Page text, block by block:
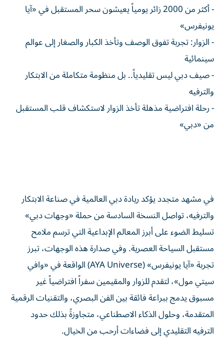
- أكثر من 2000 زائر يومياً يعيشون سحر المستقبل في «آيا
يونيفرس»
- الزوار: تجربة تفوق الوصف وتأخذ الكبار والصغار إلى عوالم
سينمائية
- صيف دبي ليس تقليدياً.. بل منظومة متكاملة من الابتكار
والترفيه
- رحلة افتراضية مذهلة تأخذ الزوار لاستكشاف قلب المستقبل
من «دبي»
في مشهد متجدد يؤكد ريادة دبي العالمية في صناعة الابتكار
والترفيه، تواصل النسخة السادسة من حملة «وجهات دبي»
تسليط الضوء على أبرز المعالم الإبداعية التي ترسم ملامح
مستقبل السياحة العصرية. وفي صدارة هذه الوجهات، تبرز
تجربة «آيا يونيفرس» (AYA Universe) الواقعة في «وافي
سيتي مول»، لتقدم للزوار والمقيمين سفراً افتراضياً غير
مسبوق يدمج ببراعة فائقة بين الفن البصري، والتقنيات الرقمية
المتقدمة، وحلول الذكاء الاصطناعي، متجاوزةً بذلك حدود
الترفيه التقليدي إلى فضاءات أرحب من الخيال.